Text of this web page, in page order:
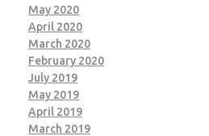
May 2020
April 2020
March 2020
February 2020
July 2019
May 2019
April 2019
March 2019